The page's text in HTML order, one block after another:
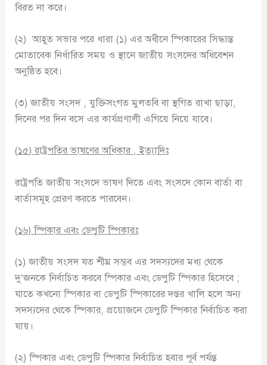
বিরত না করে।
(২) আহূত সভার পরে ধারা (১) এর অধীনে স্পিকারের সিদ্ধান্ত
মোতাবেক নির্ধারিত সময় ও স্থানে জাতীয় সংসদের অধিবেশন
অনুষ্ঠিত হবে।
(৩) জাতীয় সংসদ , যুক্তিসংগত মুলতবি বা স্থগিত রাখা ছাড়া,
দিনের পর দিন বসে এর কার্যপ্রণালী এগিয়ে নিয়ে যাবে।
(১৫)রাষ্ট্রপতির ভাষণের অধিকার ,ইত্যাদিঃ
রাষ্ট্রপতি জাতীয় সংসদে ভাষণ দিতে এবং সংসদে কোন বার্তা বা
বার্তাসমূহ প্রেরণ করতে পারবেন।
(১৬)স্পিকার এবং ডেপুটি স্পিকারঃ
(১) জাতীয় সংসদ যত শীঘ্র সম্ভব এর সদস্যদের মধ্য থেকে
দু’জনকে নির্বাচিত করবে স্পিকার এবং ডেপুটি স্পিকার হিসেবে ;
যাতে কখনো স্পিকার বা ডেপুটি স্পিকারের দপ্তর খালি হলে অন্য
সদস্যদের থেকে স্পিকার, প্রয়োজনে ডেপুটি স্পিকার নির্বাচিত করা
যায়।
(২) স্পিকার এবং ডেপুটি স্পিকার নির্বাচিত হবার পূর্ব পর্যন্ত